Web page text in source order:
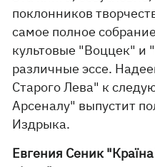
поклонников
самое полное
культовые "Воццек" и
различные эссе.
Старого Лева" к
Арсеналу" выпустит
Издрыка.
Евгения Сеник